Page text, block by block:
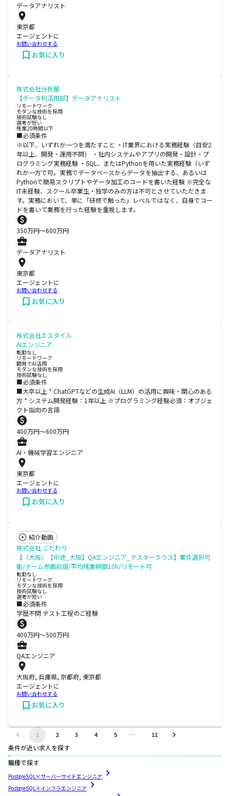
データアナリスト
東京都
エージェントに
お問い合わせする
お気に入り
株式会社分析屋
【データ利活用部】データアナリスト
リモートワーク
モダンな技術を採用
技術試験なし
選考が短い
残業20時間以下
■必須条件
※以下、いずれか一つを満たすこと ・IT業界における実務経験（目安2
年以上、開発・運用不問） ・社内システムやアプリの開発・設計・プ
ログラミング実務経験 ・SQL、またはPythonを用いた実務経験（いず
れか一方で可。実務でデータベースからデータを抽出する、あるいは
Pythonで簡易スクリプトやデータ加工のコードを書いた経験 ※完全な
IT未経験、スクール卒業生・独学のみの方は不可とさせていただきま
す。実務において、単に「研修で触った」レベルではなく、自身でコー
ドを書いて業務を行った経験を重視します。
350万円〜600万円
データアナリスト
東京都
エージェントに
お問い合わせする
お気に入り
株式会社エスタイル
AIエンジニア
転勤なし
リモートワーク
開発でAI活用
モダンな技術を採用
技術試験なし
■必須条件
■大卒以上 * ChatGPTなどの生成AI（LLM）の活用に興味・関心のある
方 * システム開発経験：1年以上 ※プログラミング経験必須：オブジェ
クト指向の言語
400万円〜600万円
AI・機械学習エンジニア
東京都
エージェントに
お問い合わせする
お気に入り
紹介動画
株式会社 こだわり
【〈大阪〉【中途_大阪】QAエンジニア_テスタークラス】案件選択可
能/チーム参画前提/平均残業時間10h/リモート可
転勤なし
リモートワーク
モダンな技術を採用
技術試験なし
選考が短い
■必須条件
学歴不問 テスト工程のご経験
400万円〜500万円
QAエンジニア
大阪府, 兵庫県, 京都府, 東京都
エージェントに
お問い合わせする
お気に入り
1 2 3 4 5 … 11
条件が近い求人を探す
職種で探す
PostgreSQL×サーバーサイドエンジニア
PostgreSQL×インフラエンジニア